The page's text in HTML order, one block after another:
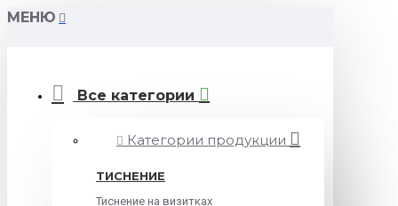
МЕНЮ
Все категории
Категории продукции
ТИСНЕНИЕ
Тиснение на визитках